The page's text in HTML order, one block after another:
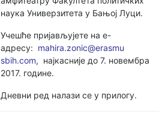
наука Универзитета у Бањој Луци.
Учешће пријављујете на е-
адресу: mahira.zonic@erasmu
sbih.com, најкасније до 7. новембра
2017. године.
Дневни ред налази се у прилогу.